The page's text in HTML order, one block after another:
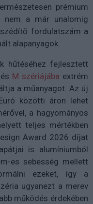
prémium
a már unalomig
fordulatszám a
alapanyagok.
hűtéséhez fejlesztett
és M szériájába extrém
a műanyagot. Az új
közötti áron lehet
a hagyományos
teljes mértékben
Award 2026 díjat
is alumíniumból
es sebesség mellett
ezeket, így a
ugyanezt a merev
működés érdekében